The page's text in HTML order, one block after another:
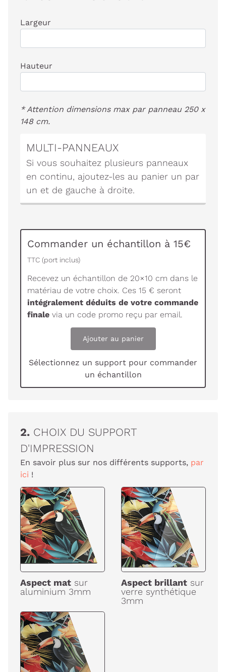
Largeur
Hauteur
* Attention dimensions max par panneau 250 x
148 cm.
MULTI-PANNEAUX
Si vous souhaitez plusieurs panneaux
en continu, ajoutez-les au panier un par
un et de gauche à droite.
Commander un échantillon à 15€
TTC (port inclus)
Recevez un échantillon de 20×10 cm dans le
matériau de votre choix. Ces 15 € seront
intégralement déduits de votre commande
finale via un code promo reçu par email.
Ajouter au panier
Sélectionnez un support pour commander
un échantillon
2. CHOIX DU SUPPORT
D'IMPRESSION
En savoir plus sur nos différents supports, par
ici !
Aspect mat sur
aluminium 3mm
Aspect brillant sur
verre synthétique
3mm